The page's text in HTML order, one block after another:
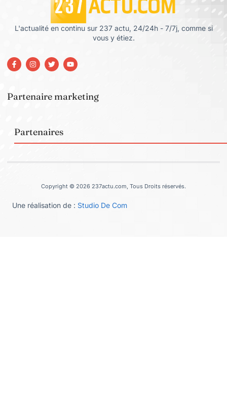
L'actualité en continu sur 237 actu, 24/24h - 7/7j, comme si
vous y étiez.
Partenaire marketing
Partenaires
Copyright © 2026 237actu.com, Tous Droits réservés.
Une réalisation de : Studio De Com